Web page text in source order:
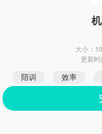
大小：
更新时
陪训 效率